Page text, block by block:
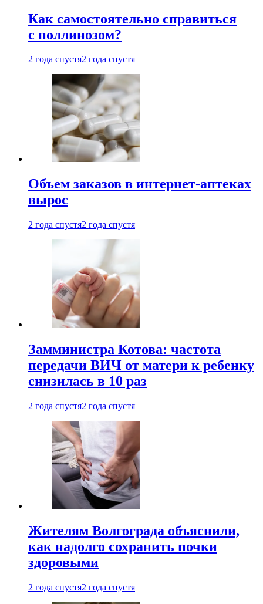
Как самостоятельно справиться
с поллинозом?
2 года спустя2 года спустя
Объем заказов в интернет-аптеках
вырос
2 года спустя2 года спустя
Замминистра Котова: частота
передачи ВИЧ от матери к ребенку
снизилась в 10 раз
2 года спустя2 года спустя
Жителям Волгограда объяснили,
как надолго сохранить почки
здоровыми
2 года спустя2 года спустя